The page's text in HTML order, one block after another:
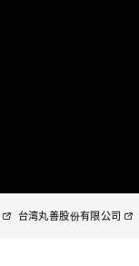
台湾丸善股份有限公司